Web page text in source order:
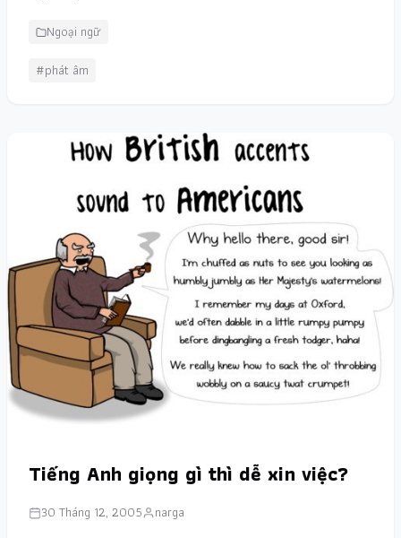
Ngoại ngữ
#phát âm
Tiếng Anh giọng gì thì dễ xin việc?
30 Tháng 12, 2005 narga